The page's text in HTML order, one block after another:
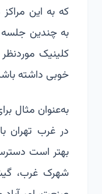
که به این
به چندین جلسه
کلینیک
خوبی داشته
به‌عنوان مثال
در غرب تهران
بهتر است
شهرک غرب،